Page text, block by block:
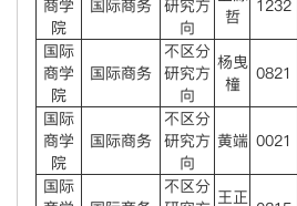
商学
院
国际商务 研究方
向
哲
1232
国际
商学
院
国际商务
不区分
研究方
向
杨曳
橦
0821
国际
商学
院
国际商务
不区分
研究方
向
黄端 0021
国际
不区分 王正